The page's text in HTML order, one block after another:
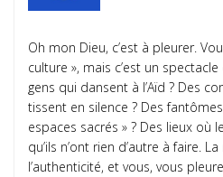
Oh mon Dieu, c’est à pleurer.
culture », mais c’est un
gens qui dansent à l’Aïd ? Des
tissent en silence ? Des
espaces sacrés » ? Des lieux où
qu’ils n’ont rien d’autre à faire.
l’authenticité, et vous, vous